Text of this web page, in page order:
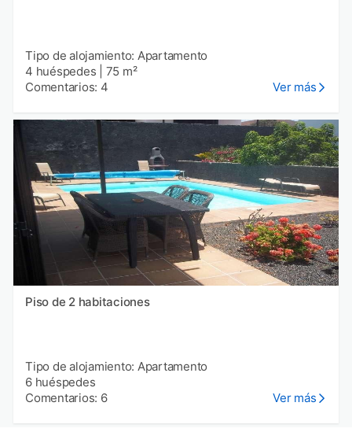
Tipo de alojamiento: Apartamento
4 huéspedes
75 m²
Comentarios: 4
Ver más
Piso de 2 habitaciones
Tipo de alojamiento: Apartamento
6 huéspedes
Comentarios: 6
Ver más